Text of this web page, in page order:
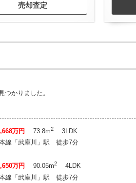
売却査定
つかりました。
万円 73.8m2
3LDK
線「武庫川」駅 徒歩7分
万円 90.05m2
4LDK
線「武庫川」駅 徒歩7分